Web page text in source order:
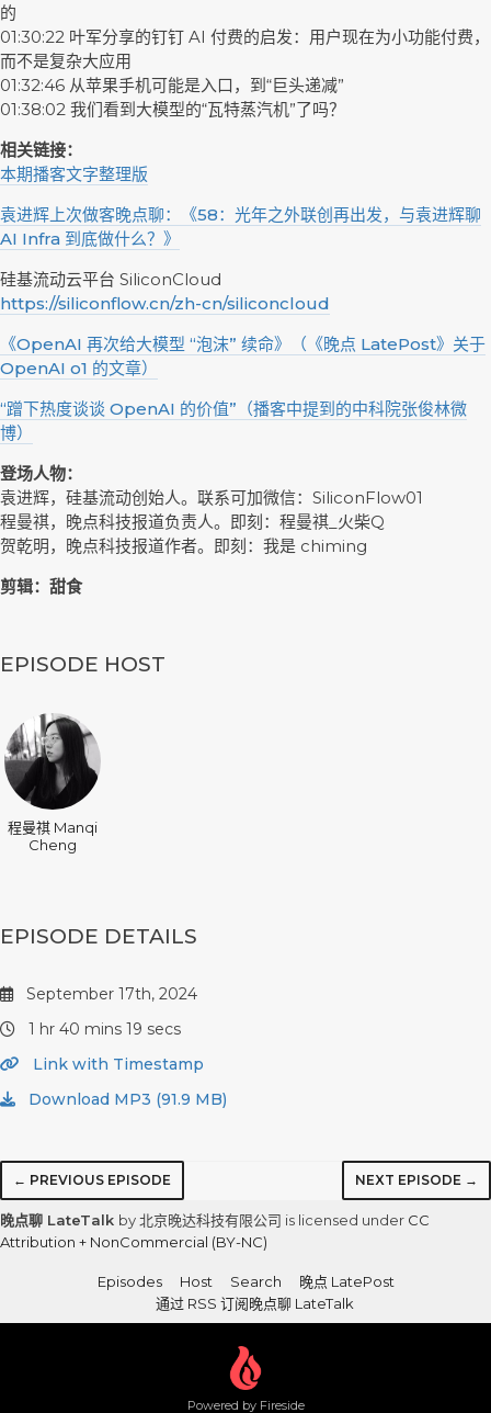
的
01:30:22 叶军分享的钉钉 AI 付费的启发：用户现在为小功能付费，
而不是复杂大应用
01:32:46 从苹果手机可能是入口，到“巨头递减”
01:38:02 我们看到大模型的“瓦特蒸汽机”了吗？
相关链接：
本期播客文字整理版
袁进辉上次做客晚点聊：《58：光年之外联创再出发，与袁进辉聊
AI Infra 到底做什么？》
硅基流动云平台 SiliconCloud
https://siliconflow.cn/zh-cn/siliconcloud
《OpenAI 再次给大模型 “泡沫” 续命》（《晚点 LatePost》关于
OpenAI o1 的文章）
“蹭下热度谈谈 OpenAI 的价值”（播客中提到的中科院张俊林微
博）
登场人物：
袁进辉，硅基流动创始人。联系可加微信：SiliconFlow01
程曼祺，晚点科技报道负责人。即刻：程曼祺_火柴Q
贺乾明，晚点科技报道作者。即刻：我是 chiming
剪辑：甜食
EPISODE HOST
程曼祺 Manqi
Cheng
EPISODE DETAILS
September 17th, 2024
1 hr 40 mins 19 secs
Link with Timestamp
Download MP3 (91.9 MB)
← PREVIOUS EPISODE NEXT EPISODE →
晚点聊 LateTalk by 北京晚达科技有限公司 is licensed under CC
Attribution + NonCommercial (BY-NC)
Episodes Host Search
晚点 LatePost
通过 RSS 订阅晚点聊 LateTalk
Powered by Fireside